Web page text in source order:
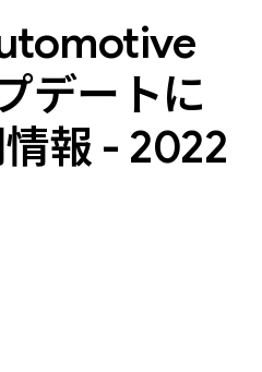
デートに
報 - 2022